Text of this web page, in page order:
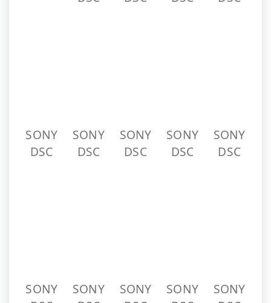
SONY
DSC
SONY
DSC
SONY
DSC
SONY
DSC
SONY
DSC
SONY
DSC
SONY
DSC
SONY
DSC
SONY
DSC
SONY
DSC